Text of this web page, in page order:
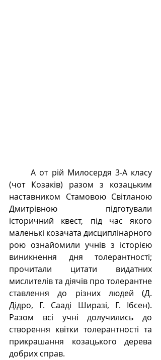
	А от рій Милосердя 3-А класу
(чот Козаків) разом з козацьким
наставником Стамовою Світланою
Дмитрівною підготували
історичний квест, під час якого
маленькі козачата дисциплінарного
рою ознайомили учнів з історією
виникнення дня толерантності;
прочитали цитати видатних
мислителів та діячів про толерантне
ставлення до різних людей (Д.
Дідро, Г. Сааді Ширазі, Г. Ібсен).
Разом всі учні долучились до
створення квітки толерантності та
прикрашання козацького дерева
добрих справ.